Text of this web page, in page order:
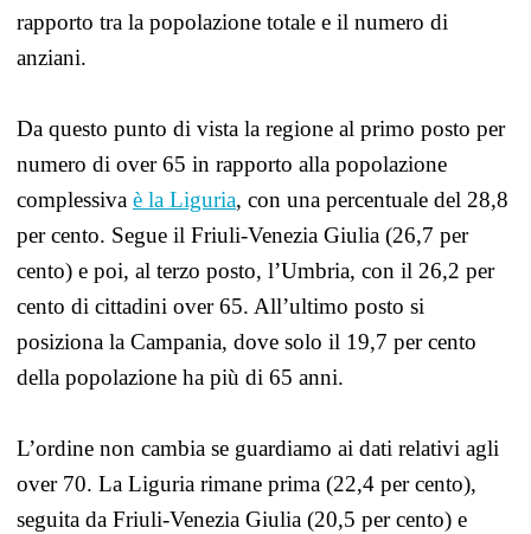
rapporto tra la popolazione totale e il numero di
anziani.
Da questo punto di vista la regione al primo posto per
numero di over 65 in rapporto alla popolazione
complessiva è la Liguria, con una percentuale del 28,8
per cento. Segue il Friuli-Venezia Giulia (26,7 per
cento) e poi, al terzo posto, l’Umbria, con il 26,2 per
cento di cittadini over 65. All’ultimo posto si
posiziona la Campania, dove solo il 19,7 per cento
della popolazione ha più di 65 anni.
L’ordine non cambia se guardiamo ai dati relativi agli
over 70. La Liguria rimane prima (22,4 per cento),
seguita da Friuli-Venezia Giulia (20,5 per cento) e